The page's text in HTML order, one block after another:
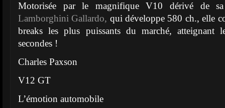
Motorisée par le magnifique V10 dérivé de
Lamborghini Gallardo, qui développe 580 ch., elle
breaks les plus puissants du marché,
secondes !
Charles Paxson
V12 GT
L’émotion automobile